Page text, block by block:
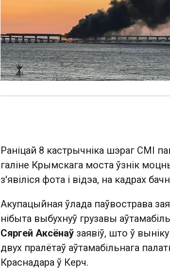
Раніцай 8 кастрычніка шэраг СМІ
галіне Крымскага моста ўзнік
з'явіліся фота і відэа, на кадрах
Акупацыйная ўлада паўвострава
нібыта выбухнуў грузавы
Сяргей Аксёнаў заявіў, што ў
двух пралётаў аўтамабільнага
Краснадара ў Керч.